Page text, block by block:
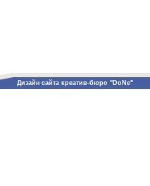
Дизайн сайта креатив-бюро "DoNe"